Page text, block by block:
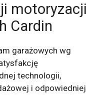
motoryzacji
Cardin
garażowych wg
technologii,
i odpowiedniej